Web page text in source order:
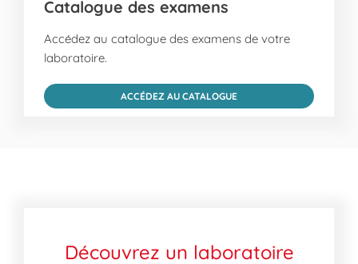
Catalogue des examens
Accédez au catalogue des examens de votre
laboratoire.
ACCÉDEZ AU CATALOGUE
Découvrez un laboratoire